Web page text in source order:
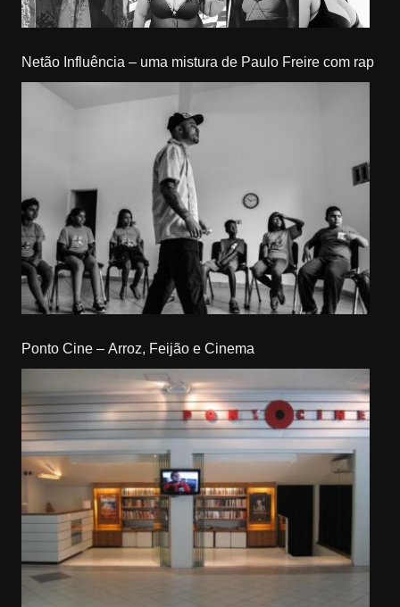
Netão Influência – uma mistura de Paulo Freire com rap
Ponto Cine – Arroz, Feijão e Cinema